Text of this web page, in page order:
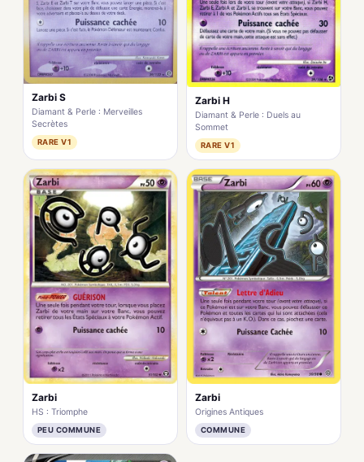
Zarbi S
Diamant & Perle : Merveilles
Secrètes
RARE V1
Zarbi H
Diamant & Perle : Duels au
Sommet
RARE V1
Zarbi
HS : Triomphe
PEU COMMUNE
Zarbi
Origines Antiques
COMMUNE